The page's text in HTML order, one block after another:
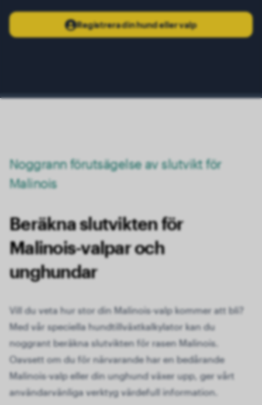
Registrera din hund eller valp
Noggrann förutsägelse av slutvikt för
Malinois
Beräkna slutvikten för
Malinois-valpar och
unghundar
Vill du veta hur stor din Malinois-valp kommer att bli?
Med vår speciella hundtillväxtkalkylator kan du
noggrant beräkna slutvikten för rasen Malinois.
Oavsett om du för närvarande har en bedårande
Malinois-valp eller din unghund växer upp, ger vårt
användarvänliga verktyg värdefull information.